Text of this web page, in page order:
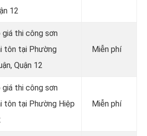
12
giá thi công sơn
tôn tại Phường
Quận 12
Miễn phí
giá thi công sơn
tôn tại Phường Hiệp
Miễn phí